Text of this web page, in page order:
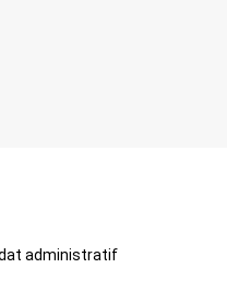
administratif